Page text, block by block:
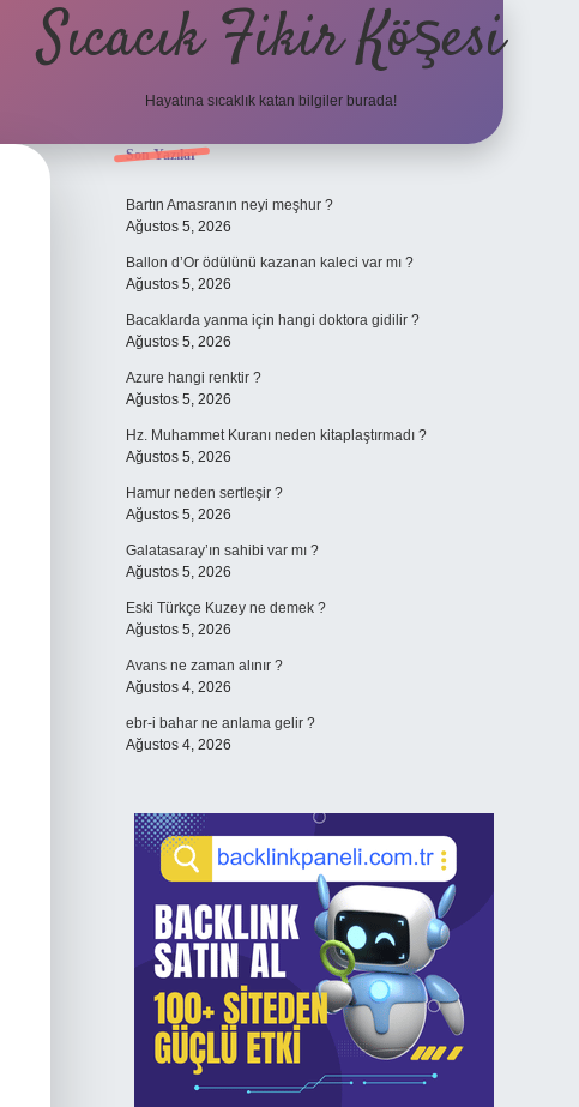
Sıcacık Fikir Köşesi
Hayatına sıcaklık katan bilgiler burada!
Sidebar
Son Yazılar
Bartın Amasranın neyi meşhur ?
Ağustos 5, 2026
Ballon d’Or ödülünü kazanan kaleci var mı ?
Ağustos 5, 2026
Bacaklarda yanma için hangi doktora gidilir ?
Ağustos 5, 2026
Azure hangi renktir ?
Ağustos 5, 2026
Hz. Muhammet Kuranı neden kitaplaştırmadı ?
Ağustos 5, 2026
Hamur neden sertleşir ?
Ağustos 5, 2026
Galatasaray’ın sahibi var mı ?
Ağustos 5, 2026
Eski Türkçe Kuzey ne demek ?
Ağustos 5, 2026
Avans ne zaman alınır ?
Ağustos 4, 2026
ebr-i bahar ne anlama gelir ?
Ağustos 4, 2026